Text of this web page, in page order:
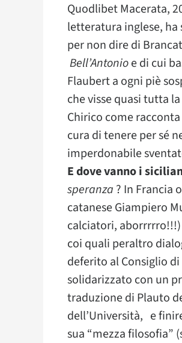
Quodlibet Macerata,
letteratura inglese,
per non dire di
Bell’Antonioe di cui
Flaubert a ogni piè
che visse quasi tutta
Chirico come
cura di tenere per sé
imperdonabile
E dove vanno i
speranza ? In Francia
catanese Giampiero
calciatori, aborrrrro!!!)
coi quali peraltro
deferito al Consiglio
solidarizzato con un
traduzione di Plauto
dell’Università, e
sua “mezza filosofia”